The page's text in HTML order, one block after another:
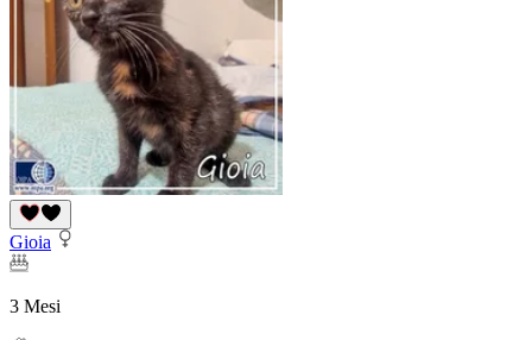
Gioia
3 Mesi